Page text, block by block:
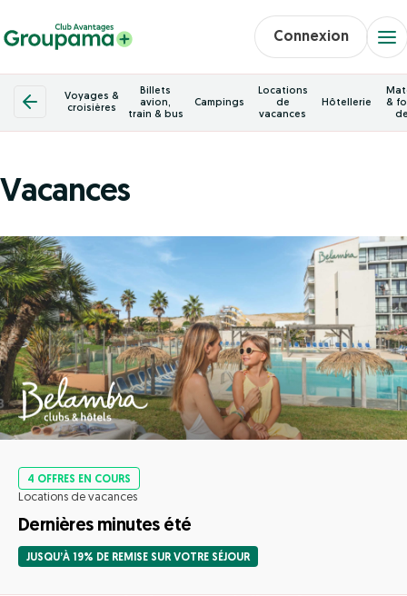
Connexion
Vacances
Voyages &
croisières
Billets
avion,
train & bus
Campings
Locations
de
vacances
Hôtellerie
&
4 OFFRES EN COURS
Locations de vacances
Dernières minutes été
JUSQU’À 19% DE REMISE SUR VOTRE SÉJOUR